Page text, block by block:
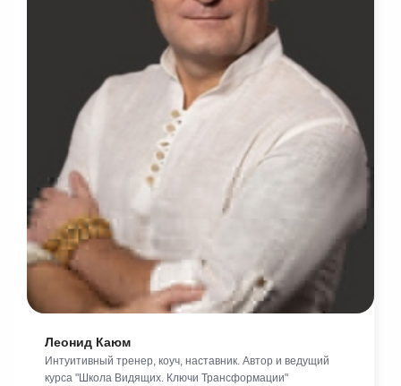
Леонид Каюм
Интуитивный тренер, коуч, наставник. Автор и ведущий
курса "Школа Видящих. Ключи Трансформации"